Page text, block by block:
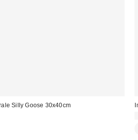
Silly Goose 30x40cm